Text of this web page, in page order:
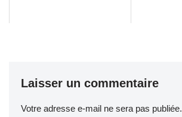
Laisser un commentaire
Votre adresse e-mail ne sera pas publiée.